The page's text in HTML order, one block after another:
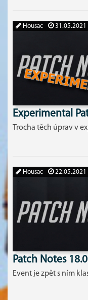
Housac 31.05.2021
Experimental
Trocha těch úprav v
Housac 22.05.2021
Patch Notes
Event je zpět s ním